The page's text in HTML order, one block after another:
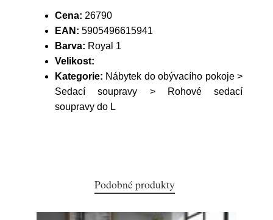
Cena: 26790
EAN: 5905496615941
Barva: Royal 1
Velikost:
Kategorie: Nábytek do obývacího pokoje >
Sedací soupravy > Rohové sedací
soupravy do L
Podobné produkty